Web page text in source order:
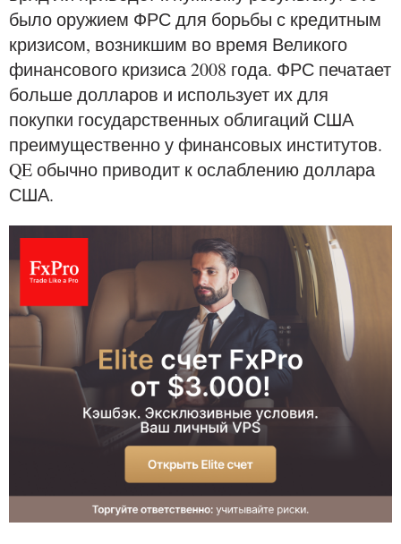
было оружием ФРС для борьбы с кредитным
кризисом, возникшим во время Великого
финансового кризиса 2008 года. ФРС печатает
больше долларов и использует их для
покупки государственных облигаций США
преимущественно у финансовых институтов.
QE обычно приводит к ослаблению доллара
США.